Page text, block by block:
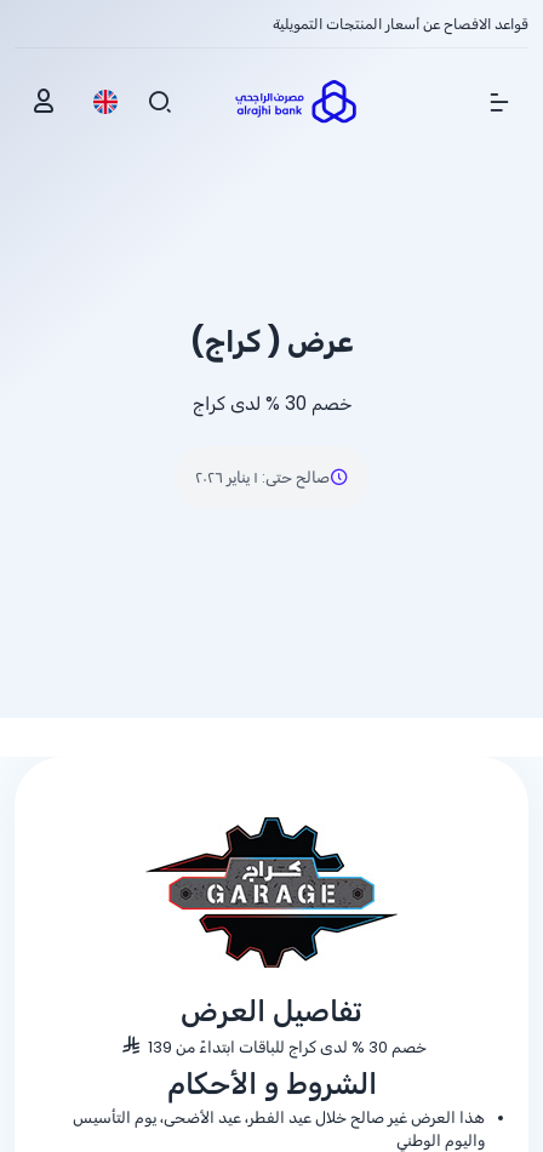
قواعد الافصاح عن أسعار المنتجات التمويلية
Show Menu
عرض ( كراج)
خصم % 30 لدى كراج
صالح حتى: ١ يناير ٢٠٢٦
تفاصيل العرض
خصم 30 % لدى كراج للباقات ابتداءً من 139
الشروط و الأحكام
هذا العرض غير صالح خلال عيد الفطر، عيد الأضحى، يوم التأسيس
واليوم الوطني